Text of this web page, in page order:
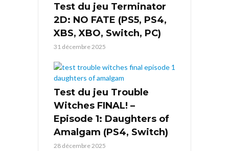
Test du jeu Terminator
2D: NO FATE (PS5, PS4,
XBS, XBO, Switch, PC)
31 décembre 2025
Test du jeu Trouble
Witches FINAL! –
Episode 1: Daughters of
Amalgam (PS4, Switch)
28 décembre 2025